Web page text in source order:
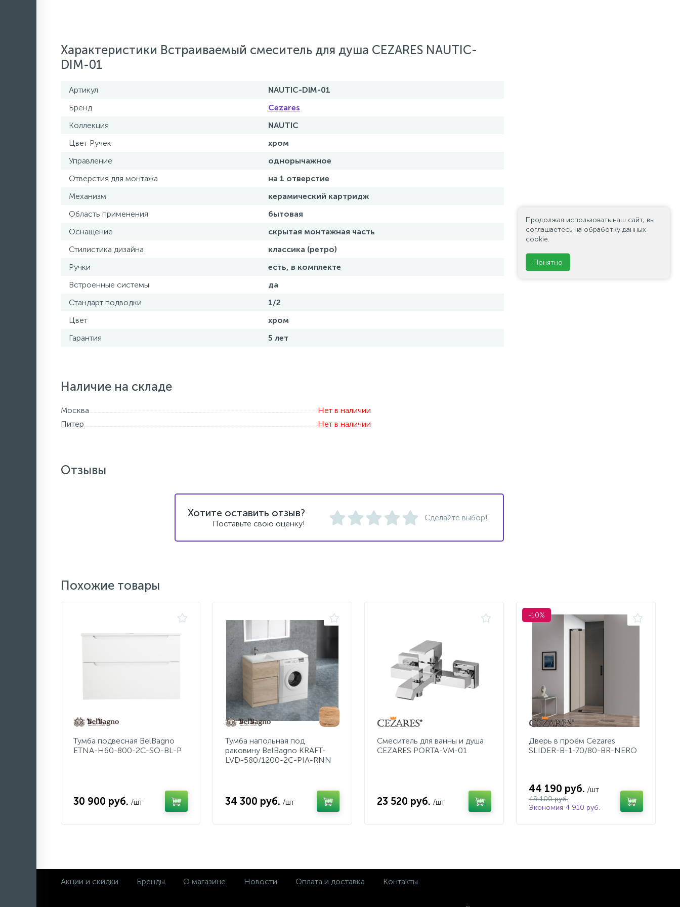
Характеристики Встраиваемый смеситель для душа CEZARES NAUTIC-
DIM-01
Артикул
NAUTIC-DIM-01
Бренд
Cezares
Коллекция
NAUTIC
Цвет Ручек
хром
Управление
однорычажное
Отверстия для монтажа
на 1 отверстие
Механизм
керамический картридж
Область применения
бытовая
Оснащение
скрытая монтажная часть
Стилистика дизайна
классика (ретро)
Ручки
есть, в комплекте
Встроенные системы
да
Стандарт подводки
1/2
Цвет
хром
Гарантия
5 лет
Наличие на складе
Москва
Нет в наличии
Питер
Нет в наличии
Отзывы
Хотите оставить отзыв?
Поставьте свою оценку!
Сделайте выбор!
Похожие товары
Тумба подвесная BelBagno
ETNA-H60-800-2C-SO-BL-P
30 900 руб. /шт
Тумба напольная под
раковину BelBagno KRAFT-
LVD-580/1200-2C-PIA-RNN
34 300 руб. /шт
Смеситель для ванны и душа
CEZARES PORTA-VM-01
23 520 руб. /шт
-10%
Дверь в проём Cezares
SLIDER-B-1-70/80-BR-NERO
44 190 руб. /шт
49 100 руб.
Экономия 4 910 руб.
Акции и скидки Бренды О магазине Новости Оплата и доставка Контакты
Продолжая использовать наш сайт, вы
соглашаетесь на обработку данных
cookie.
Понятно